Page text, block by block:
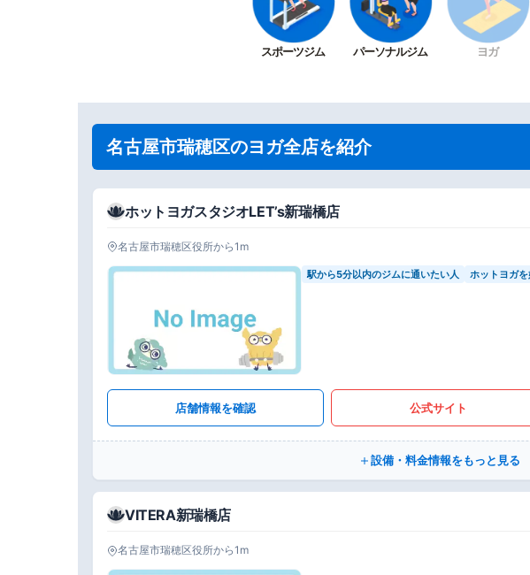
スポーツジム パーソナルジム ヨガ
名古屋市瑞穂区のヨガ全店を紹介
ホットヨガスタジオLET’s新瑞橋店
名古屋市瑞穂区役所から1m
駅から5分以内のジムに通いたい人 ホットヨガ
店舗情報を確認 公式サイト
設備・料金情報をもっと見る
VITERA新瑞橋店
名古屋市瑞穂区役所から1m